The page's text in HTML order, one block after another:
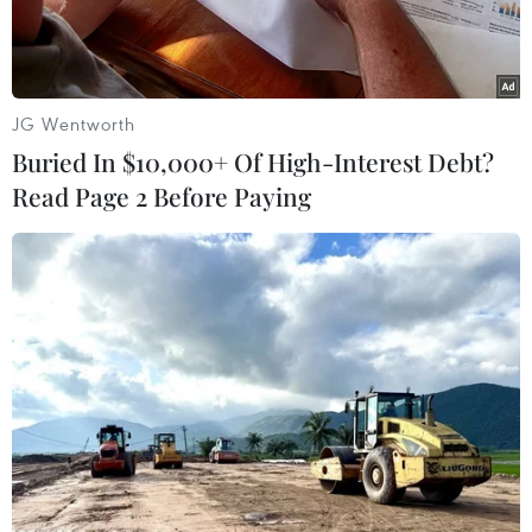
Cựu Bộ trưởng Tài chính Rishi Sunak (phải) và Ngoại trưởng Liz
Truss của Anh. (Ảnh: AFP/ TTXVN)
Cựu Bộ trưởng Tài chính Rishi Sunak và Ngoại
trưởng Liz Truss của Anh đã trở thành hai ứng
cử viên cuối cùng được các nghị sỹ đảng Bảo
JG Wentworth
Buried In $10,000+ Of High-Interest Debt?
Read Page 2 Before Paying